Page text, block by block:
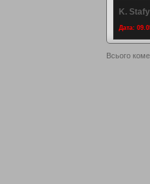
K.
Дата:
Всього